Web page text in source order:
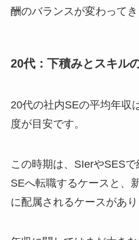
酬のバランスが変わってき
20代：下積みとスキル
20代の社内SEの平均年収
度が目安です。
この時期は、SIerやSES
SEへ転職するケースと、
に配属されるケースがあり